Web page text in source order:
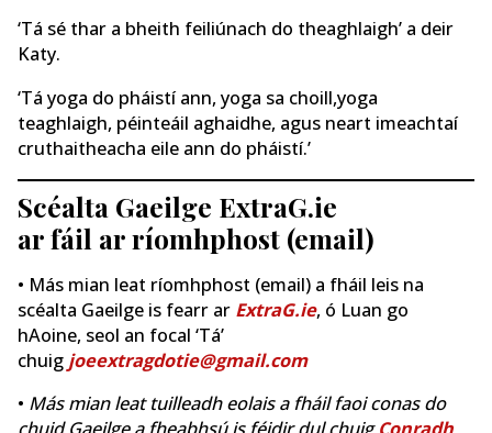
‘Tá sé thar a bheith feiliúnach do theaghlaigh’ a deir
Katy.
‘Tá yoga do pháistí ann, yoga sa choill,yoga
teaghlaigh, péinteáil aghaidhe, agus neart imeachtaí
cruthaitheacha eile ann do pháistí.’
Scéalta Gaeilge ExtraG.ie
ar fáil ar ríomhphost (email)
• Más mian leat ríomhphost (email) a fháil leis na
scéalta Gaeilge is fearr ar ExtraG.ie, ó Luan go
hAoine, seol an focal ‘Tá’
chuig joeextragdotie@gmail.com
• Más mian leat tuilleadh eolais a fháil faoi conas do